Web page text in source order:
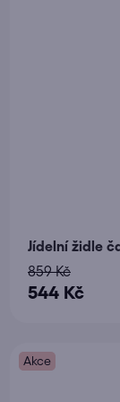
Jídelní židle
544 Kč
859 Kč
Akce